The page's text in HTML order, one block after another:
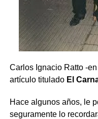
Comparte esto:
X Facebook
Carlos Ignacio Ratto -
artículo titulado El
Hace algunos años, le
seguramente lo